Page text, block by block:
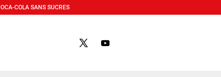
COLA SANS SUCRES